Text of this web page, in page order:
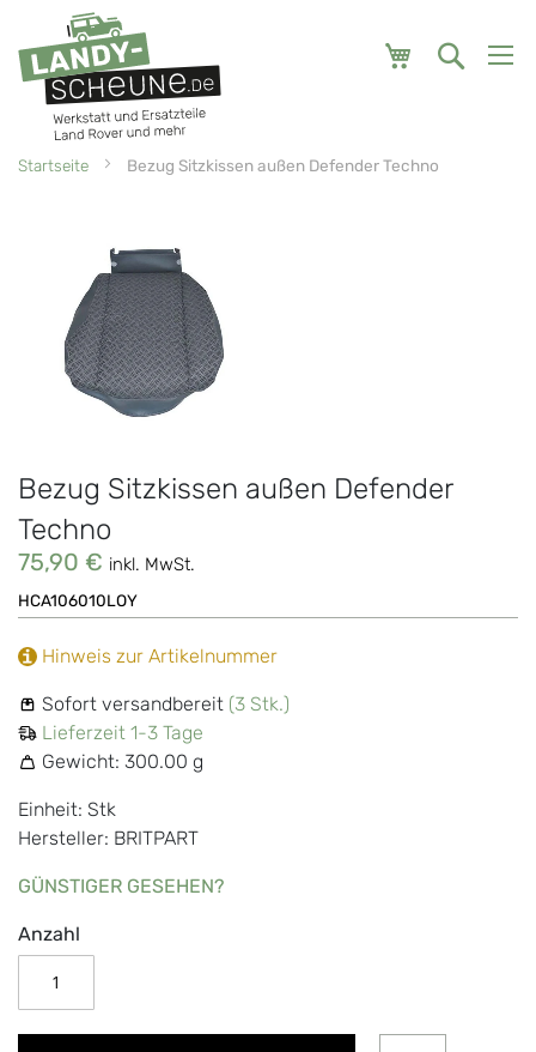
Mein
Startseite Bezug Sitzkissen außen Defender Techno
Bildgalerie
springen
Bezug Sitzkissen außen Defender
Techno
75,90 € inkl. MwSt.
HCA106010LOY
Sofort versandbereit (3 Stk.)
Lieferzeit 1-3 Tage
Gewicht: 300.00 g
Einheit: Stk
Hersteller: BRITPART
GÜNSTIGER GESEHEN?
Hinweis zur Artikelnummer
Anzahl